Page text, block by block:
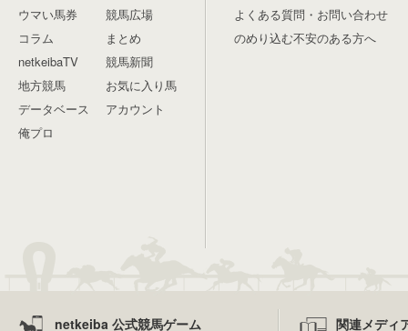
ウマい馬券
コラム
netkeibaTV
地方競馬
データベース
俺プロ
競馬広場
まとめ
競馬新聞
お気に入り馬
アカウント
よくある質問・お問い合わせ
のめり込む不安のある方へ
netkeiba 公式競馬ゲーム 関連メディ